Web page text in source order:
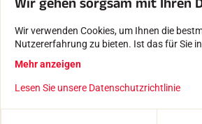
RECHTLICHE HINWEISE
DATENSCHUTZRICHTLINIE
Wir verwenden Cookies, um Ihnen die
Nutzererfahrung zu bieten. Ist das für Sie
Mehr anzeigen
Lesen Sie unsere Datenschutzrichtlinie